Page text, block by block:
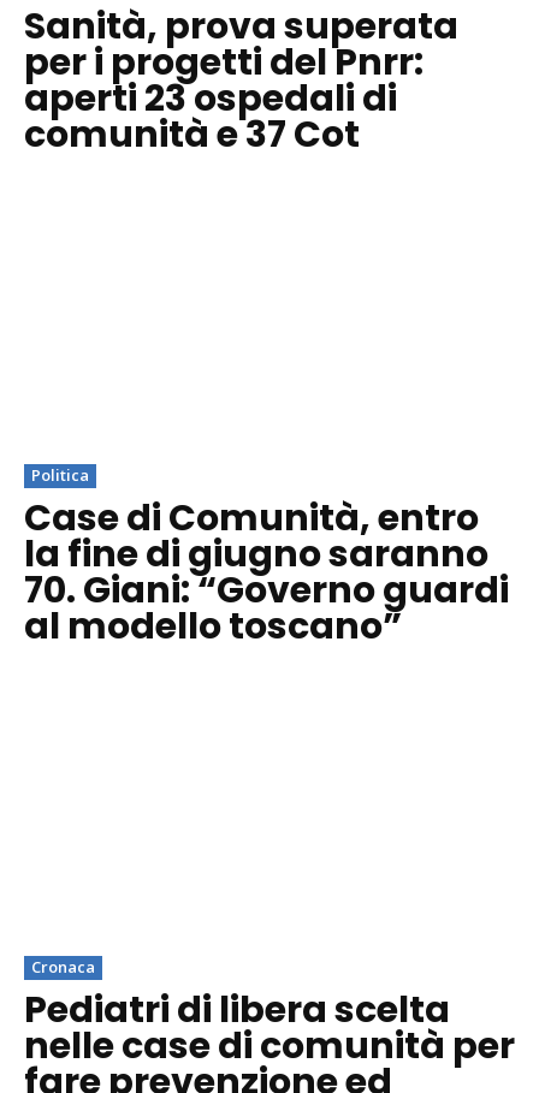
Sanità, prova superata
per i progetti del Pnrr:
aperti 23 ospedali di
comunità e 37 Cot
Politica
Case di Comunità, entro
la fine di giugno saranno
70. Giani: “Governo guardi
al modello toscano”
Cronaca
Pediatri di libera scelta
nelle case di comunità per
fare prevenzione ed